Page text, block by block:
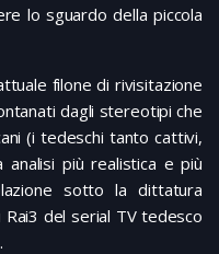
lo sguardo della piccola
filone di rivisitazione
dagli stereotipi che
(i tedeschi tanto cattivi,
più realistica e più
sotto la dittatura
del serial TV tedesco